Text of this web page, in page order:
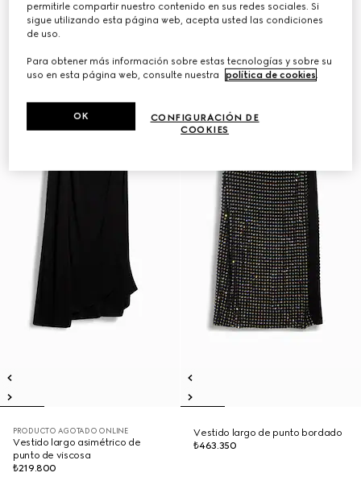
PRODUCTO AGOTADO ONLINE
Vestido largo asimétrico de
punto de viscosa
₺219.800
Vestido largo de punto bordado
₺463.350
permitirle compartir nuestro contenido en sus redes sociales. Si
sigue utilizando esta página web, acepta usted las condiciones
de uso.
Para obtener más información sobre estas tecnologías y sobre su
uso en esta página web, consulte nuestra
política de cookies.
CONFIGURACIÓN DE
COOKIES
OK